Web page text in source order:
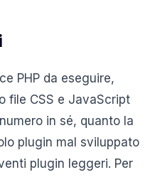
PHP da eseguire,
file CSS e JavaScript
in sé, quanto la
plugin mal sviluppato
plugin leggeri. Per